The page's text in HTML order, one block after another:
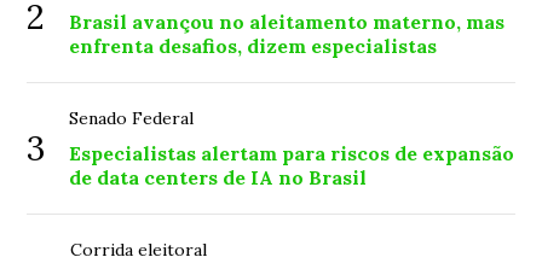
2
Brasil avançou no aleitamento materno, mas
enfrenta desafios, dizem especialistas
3
Senado Federal
Especialistas alertam para riscos de expansão
de data centers de IA no Brasil
Corrida eleitoral